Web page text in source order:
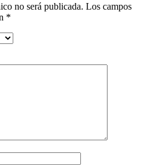
no será publicada. Los campos
*